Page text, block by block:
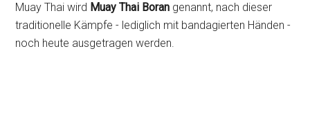
Muay Thai wird Muay Thai Boran genannt, nach dieser
traditionelle Kämpfe - lediglich mit bandagierten Händen -
noch heute ausgetragen werden.